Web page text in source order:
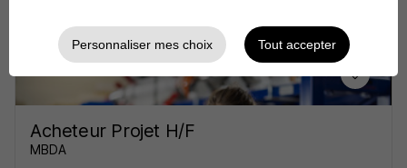
Acheteur Projet H/F
MBDA
Personnaliser mes choix Tout accepter